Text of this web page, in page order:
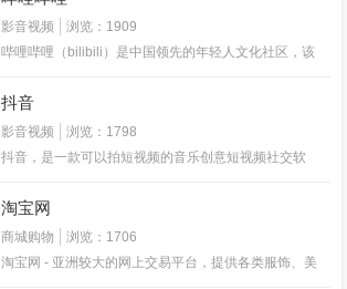
影音视频
浏览：1909
哔哩哔哩（bilibili）是中国领先的年轻人文化社区，该
Up主，大家可以在这里找到许多欢乐。
抖音
影音视频
浏览：1798
抖音，是一款可以拍短视频的音乐创意短视频社交软
曲，拍摄15秒的音乐短视频。
淘宝网
商城购物
浏览：1706
淘宝网 - 亚洲较大的网上交易平台，提供各类服饰、美